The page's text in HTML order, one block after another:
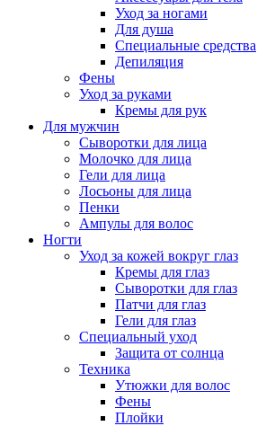
Уход за ногами
Для душа
Специальные средства
Депиляция
Фены
Уход за руками
Кремы для рук
Для мужчин
Сыворотки для лица
Молочко для лица
Гели для лица
Лосьоны для лица
Пенки
Ампулы для волос
Ногти
Уход за кожей вокруг глаз
Кремы для глаз
Сыворотки для глаз
Патчи для глаз
Гели для глаз
Специальный уход
Защита от солнца
Техника
Утюжки для волос
Фены
Плойки